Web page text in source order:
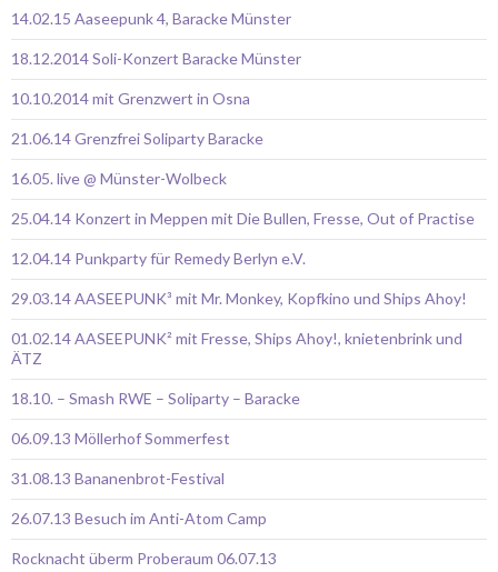
14.02.15 Aaseepunk 4, Baracke Münster
18.12.2014 Soli-Konzert Baracke Münster
10.10.2014 mit Grenzwert in Osna
21.06.14 Grenzfrei Soliparty Baracke
16.05. live @ Münster-Wolbeck
25.04.14 Konzert in Meppen mit Die Bullen, Fresse, Out of Practise
12.04.14 Punkparty für Remedy Berlyn e.V.
29.03.14 AASEEPUNK³ mit Mr. Monkey, Kopfkino und Ships Ahoy!
01.02.14 AASEEPUNK² mit Fresse, Ships Ahoy!, knietenbrink und
ÄTZ
18.10. – Smash RWE – Soliparty – Baracke
06.09.13 Möllerhof Sommerfest
31.08.13 Bananenbrot-Festival
26.07.13 Besuch im Anti-Atom Camp
Rocknacht überm Proberaum 06.07.13